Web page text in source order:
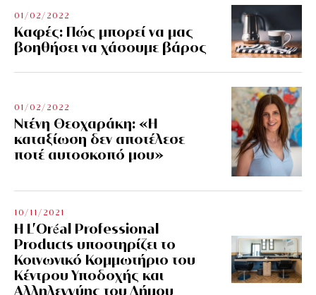
01/02/2022
Kαφές: Πώς μπορεί να μας
βοηθήσει να χάσουμε βάρος
01/02/2022
Ντένη Θεοχαράκη: «Η
καταξίωση δεν αποτέλεσε
ποτέ αυτοσκοπό μου»
10/11/2021
Η L’Οréal Professional
Products υποστηρίζει το
Κοινωνικό Κομμωτήριο του
Κέντρου Υποδοχής και
Αλληλεγγύης του Δήμου